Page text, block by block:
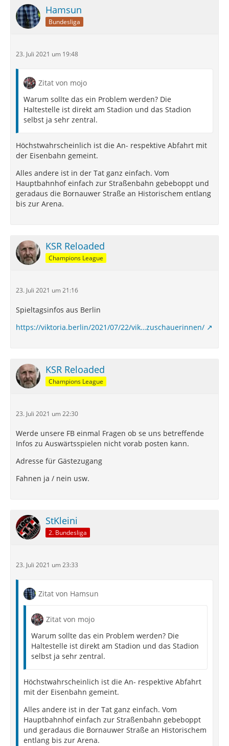
Hamsun
Bundesliga
23. Juli 2021 um 19:48
Zitat von mojo
Warum sollte das ein Problem werden? Die
Haltestelle ist direkt am Stadion und das Stadion
selbst ja sehr zentral.
Höchstwahrscheinlich ist die An- respektive Abfahrt mit
der Eisenbahn gemeint.
Alles andere ist in der Tat ganz einfach. Vom
Hauptbahnhof einfach zur Straßenbahn gebeboppt und
geradaus die Bornauwer Straße an Historischem entlang
bis zur Arena.
KSR Reloaded
Champions League
23. Juli 2021 um 21:16
Spieltagsinfos aus Berlin
https://viktoria.berlin/2021/07/22/vik…zuschauerinnen/
KSR Reloaded
Champions League
23. Juli 2021 um 22:30
Werde unsere FB einmal Fragen ob se uns betreffende
Infos zu Auswärtsspielen nicht vorab posten kann.
Adresse für Gästezugang
Fahnen ja / nein usw.
StKleini
2. Bundesliga
23. Juli 2021 um 23:33
Zitat von Hamsun
Zitat von mojo
Warum sollte das ein Problem werden? Die
Haltestelle ist direkt am Stadion und das Stadion
selbst ja sehr zentral.
Höchstwahrscheinlich ist die An- respektive Abfahrt
mit der Eisenbahn gemeint.
Alles andere ist in der Tat ganz einfach. Vom
Hauptbahnhof einfach zur Straßenbahn gebeboppt
und geradaus die Bornauwer Straße an Historischem
entlang bis zur Arena.